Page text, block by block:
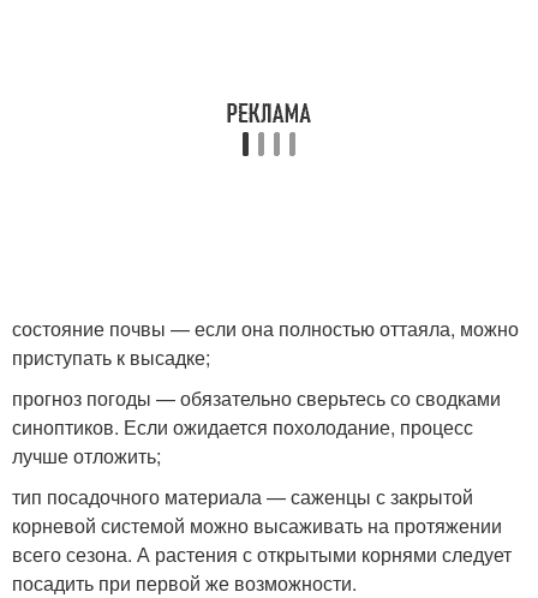
состояние почвы — если она полностью оттаяла, можно
приступать к высадке;
прогноз погоды — обязательно сверьтесь со сводками
синоптиков. Если ожидается похолодание, процесс
лучше отложить;
тип посадочного материала — саженцы с закрытой
корневой системой можно высаживать на протяжении
всего сезона. А растения с открытыми корнями следует
посадить при первой же возможности.